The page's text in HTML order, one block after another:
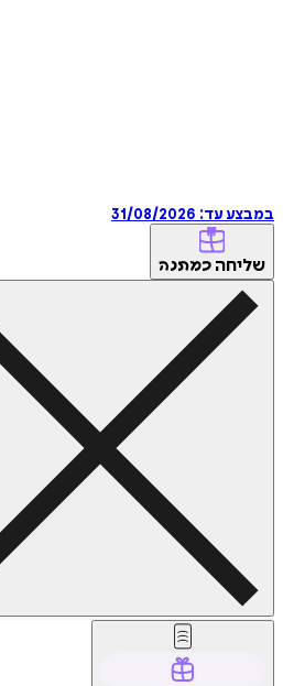
במבצע עד: 31/08/2026
שליחה כמתנה